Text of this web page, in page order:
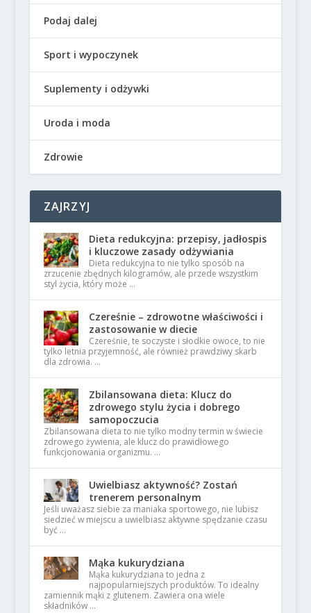
Podaj dalej
Sport i wypoczynek
Suplementy i odżywki
Uroda i moda
Zdrowie
ZAJRZYJ
Dieta redukcyjna: przepisy, jadłospis
i kluczowe zasady odżywiania
Dieta redukcyjna to nie tylko sposób na
zrzucenie zbędnych kilogramów, ale przede wszystkim
styl życia, który może …
Czereśnie – zdrowotne właściwości i
zastosowanie w diecie
Czereśnie, te soczyste i słodkie owoce, to nie
tylko letnia przyjemność, ale również prawdziwy skarb
dla zdrowia. …
Zbilansowana dieta: Klucz do
zdrowego stylu życia i dobrego
samopoczucia
Zbilansowana dieta to nie tylko modny termin w świecie
zdrowego żywienia, ale klucz do prawidłowego
funkcjonowania organizmu. …
Uwielbiasz aktywność? Zostań
trenerem personalnym
Jeśli uważasz siebie za maniaka sportowego, nie lubisz
siedzieć w miejscu a uwielbiasz aktywne spędzanie czasu
być …
Mąka kukurydziana
Mąka kukurydziana to jedna z
najpopularniejszych produktów. To idealny
zamiennik mąki z glutenem. Zawiera ona wiele
składników …